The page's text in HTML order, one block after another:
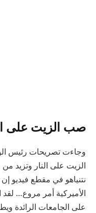
صب الزيت على
وجاءت تصريحات رئيس
الزيت على النار وتزيد
نتنياهو في مقطع فيديو
الأميركية أمر مروع… لقد
على الجامعات الرائدة